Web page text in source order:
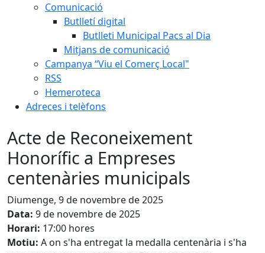
Comunicació
Butlletí digital
Butlleti Municipal Pacs al Dia
Mitjans de comunicació
Campanya “Viu el Comerç Local"
RSS
Hemeroteca
Adreces i telèfons
Acte de Reconeixement
Honorífic a Empreses
centenàries municipals
Diumenge, 9 de novembre de 2025
Data: 9 de novembre de 2025
Horari: 17:00 hores
Motiu: A on s'ha entregat la medalla centenària i s'ha